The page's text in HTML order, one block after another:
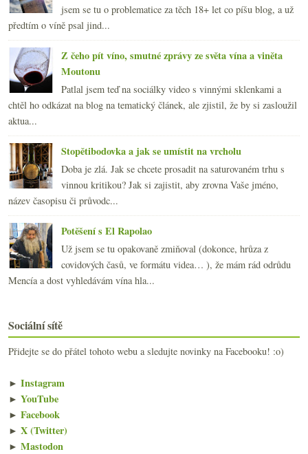
jsem se tu o problematice za těch 18+ let co píšu blog, a už
předtím o víně psal jind...
Z čeho pít víno, smutné zprávy ze světa vína a viněta
Moutonu
Patlal jsem teď na sociálky video s vinnými sklenkami a
chtěl ho odkázat na blog na tematický článek, ale zjistil, že by si zasloužil
aktua...
Stopětibodovka a jak se umístit na vrcholu
Doba je zlá. Jak se chcete prosadit na saturovaném trhu s
vinnou kritikou? Jak si zajistit, aby zrovna Vaše jméno,
název časopisu či průvodc...
Potěšení s El Rapolao
Už jsem se tu opakovaně zmiňoval (dokonce, hrůza z
covidových časů, ve formátu videa… ), že mám rád odrůdu
Mencía a dost vyhledávám vína hla...
Sociální sítě
Přidejte se do přátel tohoto webu a sledujte novinky na Facebooku! :o)
► Instagram
► YouTube
► Facebook
► X (Twitter)
► Mastodon